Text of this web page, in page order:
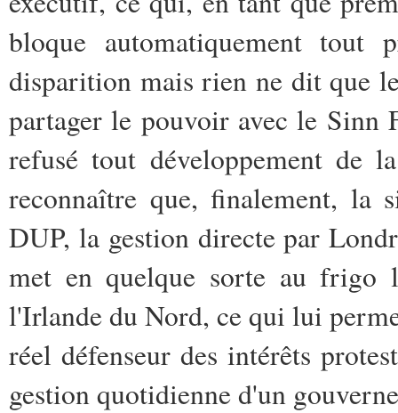
bloque automatiquement tout
disparition mais rien ne dit que
partager le pouvoir avec le Sinn
refusé tout développement de
reconnaître que, finalement, la
DUP, la gestion directe par
met en quelque sorte au frigo
l'Irlande du Nord, ce qui lui
réel défenseur des intérêts
gestion quotidienne d'un